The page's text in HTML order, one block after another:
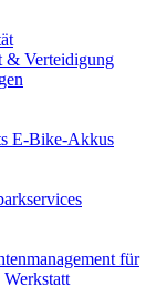
& Verteidigung
E-Bike-Akkus
für